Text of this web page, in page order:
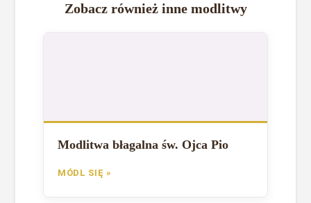
Zobacz również inne modlitwy
Modlitwa błagalna św. Ojca Pio
MÓDL SIĘ »